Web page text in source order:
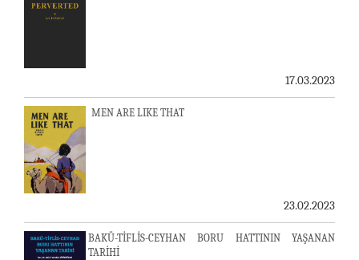
17.03.2023
MEN ARE LIKE THAT
23.02.2023
BAKÜ-TİFLİS-CEYHAN BORU HATTININ YAŞANAN
TARİHİ